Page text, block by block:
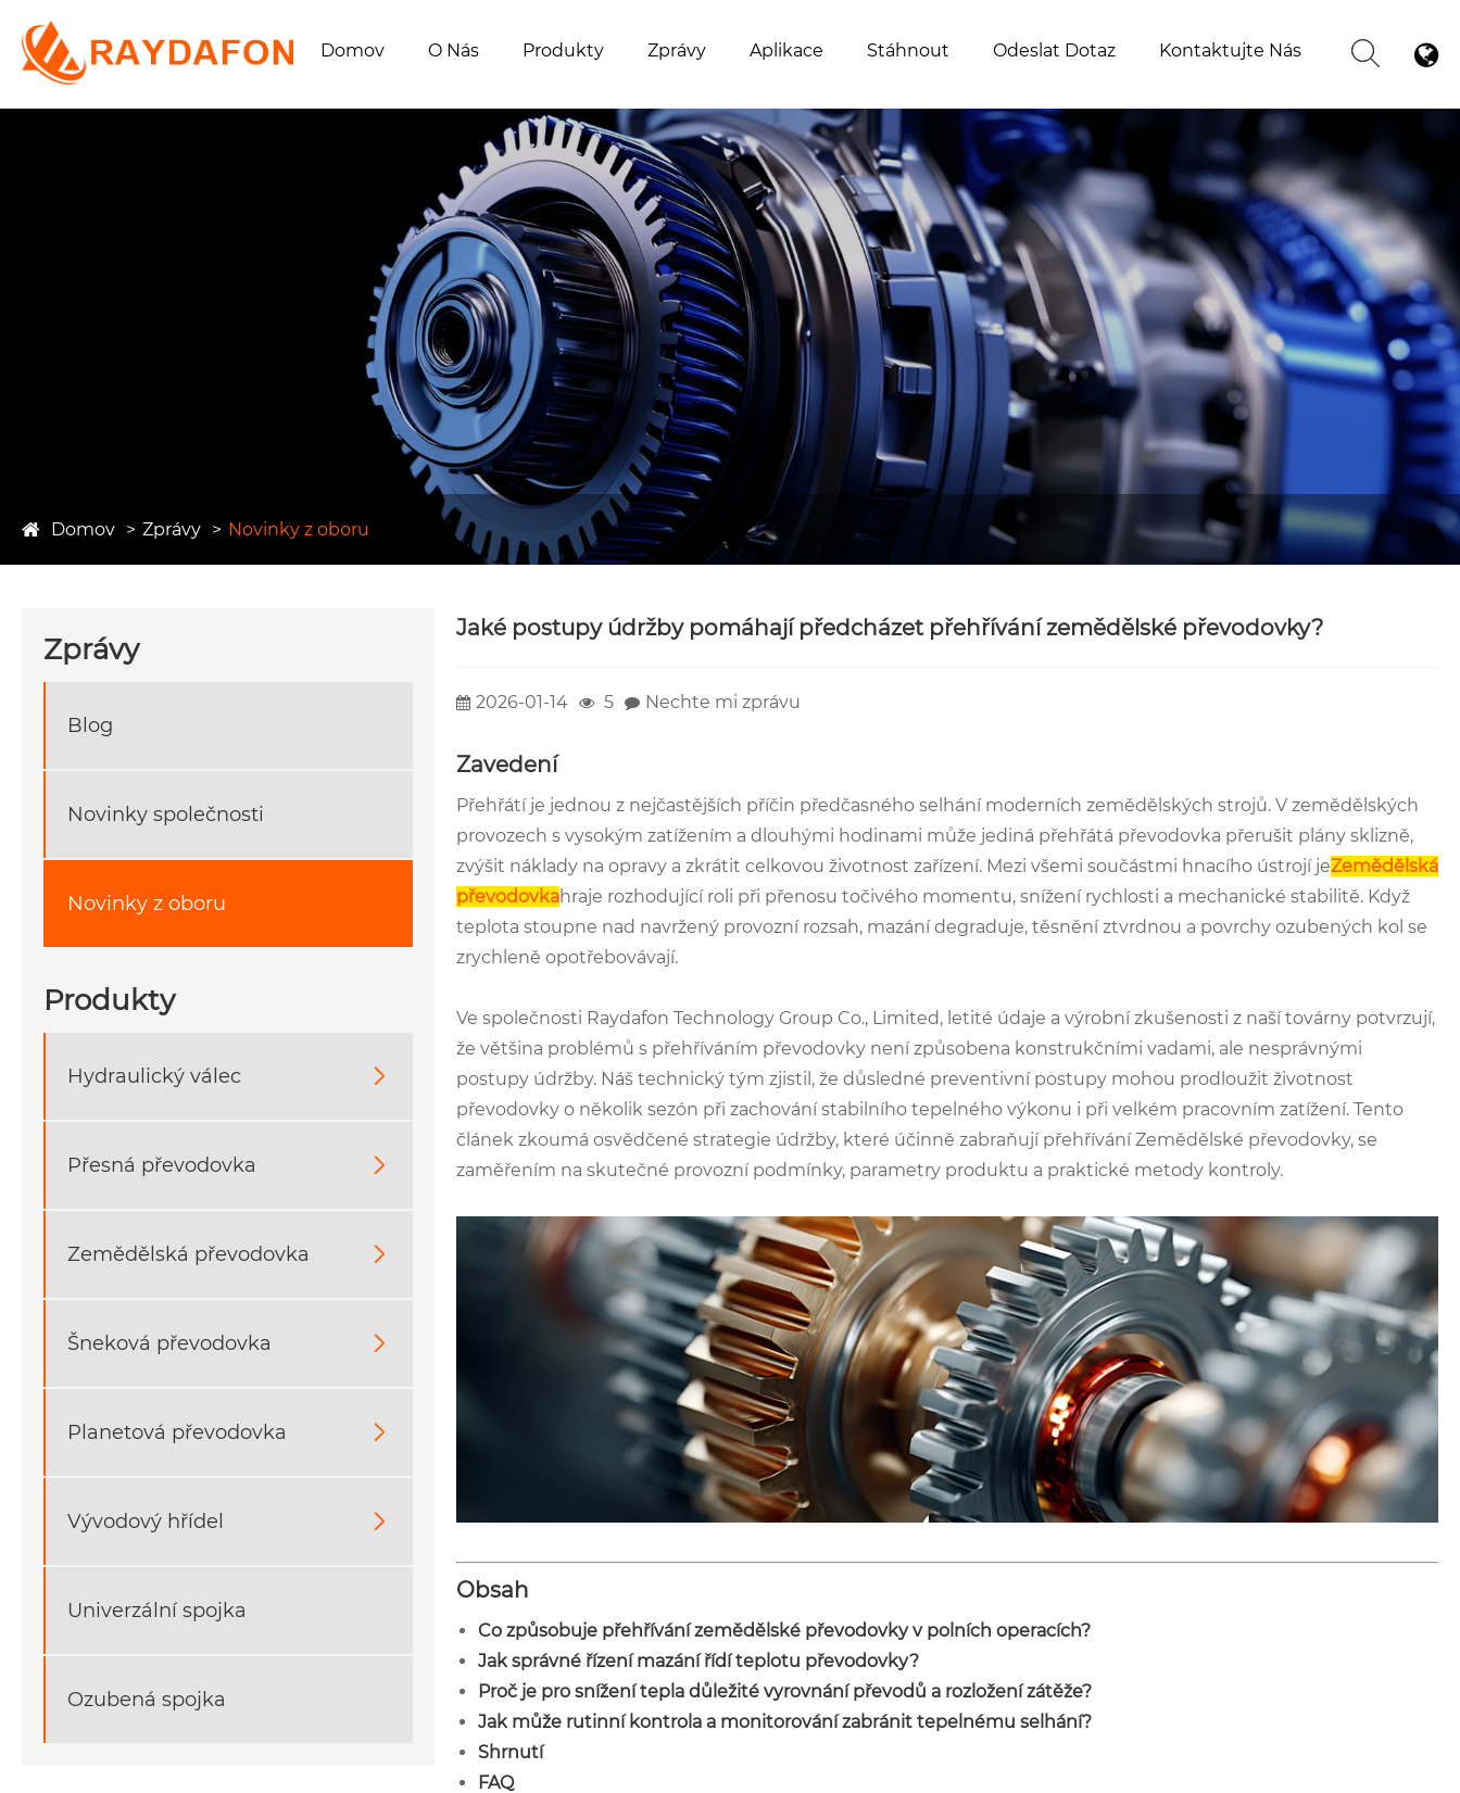
Domov O Nás Produkty Zprávy Aplikace Stáhnout Odeslat Dotaz Kontaktujte Nás
Domov Zprávy Novinky z oboru
Zprávy
Blog
Novinky společnosti
Novinky z oboru
Produkty
Hydraulický válec 
Přesná převodovka 
Zemědělská převodovka 
Šneková převodovka 
Planetová převodovka 
Vývodový hřídel 
Univerzální spojka
Ozubená spojka
Jaké postupy údržby pomáhají předcházet přehřívání zemědělské převodovky?
2026-01-14 5 Nechte mi zprávu
Zavedení
Přehřátí je jednou z nejčastějších příčin předčasného selhání moderních zemědělských strojů. V zemědělských
provozech s vysokým zatížením a dlouhými hodinami může jediná přehřátá převodovka přerušit plány sklizně,
zvýšit náklady na opravy a zkrátit celkovou životnost zařízení. Mezi všemi součástmi hnacího ústrojí jeZemědělská
převodovkahraje rozhodující roli při přenosu točivého momentu, snížení rychlosti a mechanické stabilitě. Když
teplota stoupne nad navržený provozní rozsah, mazání degraduje, těsnění ztvrdnou a povrchy ozubených kol se
zrychleně opotřebovávají.
Ve společnosti Raydafon Technology Group Co., Limited, letité údaje a výrobní zkušenosti z naší továrny potvrzují,
že většina problémů s přehříváním převodovky není způsobena konstrukčními vadami, ale nesprávnými
postupy údržby. Náš technický tým zjistil, že důsledné preventivní postupy mohou prodloužit životnost
převodovky o několik sezón při zachování stabilního tepelného výkonu i při velkém pracovním zatížení. Tento
článek zkoumá osvědčené strategie údržby, které účinně zabraňují přehřívání Zemědělské převodovky, se
zaměřením na skutečné provozní podmínky, parametry produktu a praktické metody kontroly.
Obsah
Co způsobuje přehřívání zemědělské převodovky v polních operacích?
Jak správné řízení mazání řídí teplotu převodovky?
Proč je pro snížení tepla důležité vyrovnání převodů a rozložení zátěže?
Jak může rutinní kontrola a monitorování zabránit tepelnému selhání?
Shrnutí
FAQ